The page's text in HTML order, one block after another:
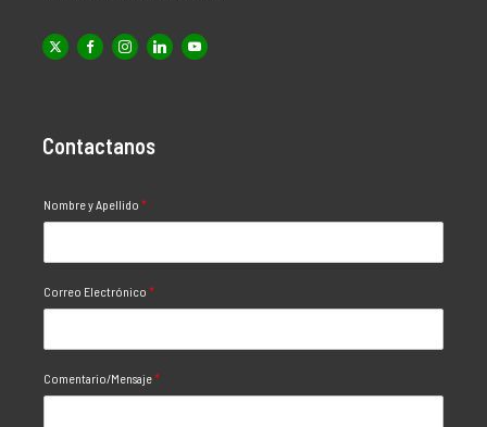
Contactanos
Nombre y Apellido *
Correo Electrónico *
Comentario/Mensaje*